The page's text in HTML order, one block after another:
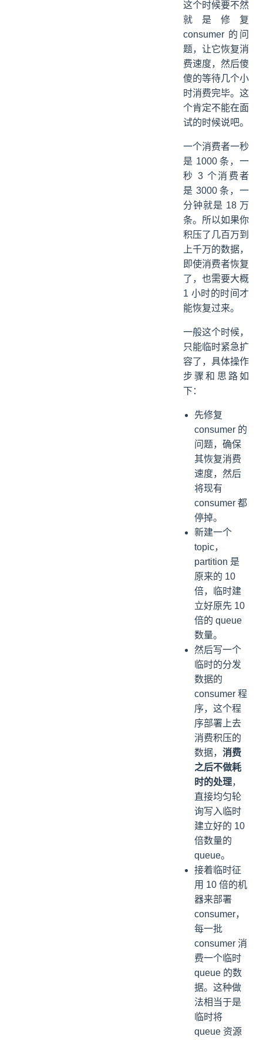
这个时候要不然
就是修复
consumer 的问
题，让它恢复消
费速度，然后傻
傻的等待几个小
时消费完毕。这
个肯定不能在面
试的时候说吧。
一个消费者一秒
是 1000 条，一
秒 3 个消费者
是 3000 条，一
分钟就是 18 万
条。所以如果你
积压了几百万到
上千万的数据，
即使消费者恢复
了，也需要大概
1 小时的时间才
能恢复过来。
一般这个时候，
只能临时紧急扩
容了，具体操作
步骤和思路如
下：
先修复
consumer 的
问题，确保
其恢复消费
速度，然后
将现有
consumer 都
停掉。
新建一个
topic，
partition 是
原来的 10
倍，临时建
立好原先 10
倍的 queue
数量。
然后写一个
临时的分发
数据的
consumer 程
序，这个程
序部署上去
消费积压的
数据，消费
之后不做耗
时的处理，
直接均匀轮
询写入临时
建立好的 10
倍数量的
queue。
接着临时征
用 10 倍的机
器来部署
consumer，
每一批
consumer 消
费一个临时
queue 的数
据。这种做
法相当于是
临时将
queue 资源